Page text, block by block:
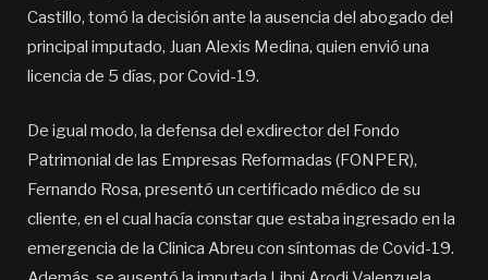
Castillo, tomó la decisión ante la ausencia del abogado del
principal imputado, Juan Alexis Medina, quien envió una
licencia de 5 días, por Covid-19.
De igual modo, la defensa del exdirector del Fondo
Patrimonial de las Empresas Reformadas (FONPER),
Fernando Rosa, presentó un certificado médico de su
cliente, en el cual hacía constar que estaba ingresado en la
emergencia de la Clinica Abreu con síntomas de Covid-19.